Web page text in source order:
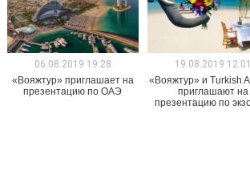
06.08.2019 19:28
«Вояжтур» приглашает на
презентацию по ОАЭ
19.08.2019 12:01
«Вояжтур» и Turkish
приглашают на
презентацию по